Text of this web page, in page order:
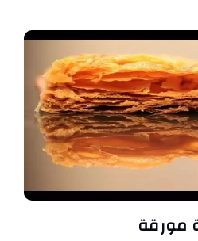
مورقة